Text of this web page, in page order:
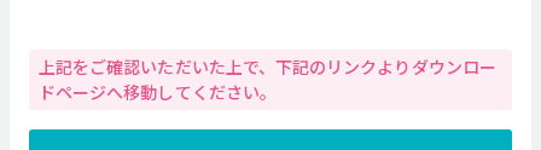
上記をご確認いただいた上で、下記のリンクよりダウンロー
ドページへ移動してください。